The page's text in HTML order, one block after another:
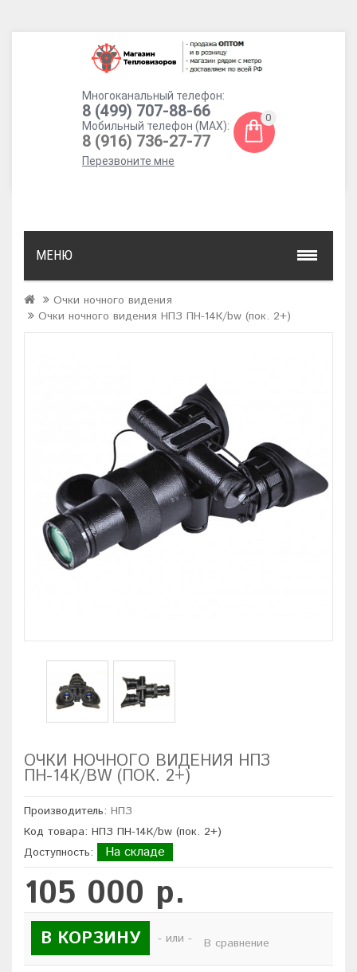
Многоканальный телефон:
8 (499) 707-88-66
Мобильный телефон (MAX):
8 (916) 736-27-77
Перезвоните мне
0
МЕНЮ
Очки ночного видения
Очки ночного видения НПЗ ПН-14К/bw (пок. 2+)
ОЧКИ НОЧНОГО ВИДЕНИЯ НПЗ
ПН-14К/BW (ПОК. 2+)
Производитель: НПЗ
Код товара: НПЗ ПН-14К/bw (пок. 2+)
Доступность:
На складе
105 000 р.
В КОРЗИНУ - или - В сравнение